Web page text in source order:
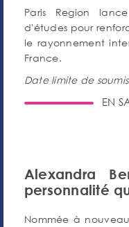
Paris Region
d'études pour
le rayonnement
France.
Date limite de
EN
Alexandra
personnalité
Nommée à